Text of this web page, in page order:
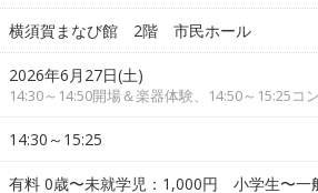
横須賀まなび館 2階 市民ホール
2026年6月27日(土)
14:30～14:50開場＆楽器体験、14:50～15:25コ
14:30～15:25
有料 0歳〜未就学児：1,000円 小学生〜一